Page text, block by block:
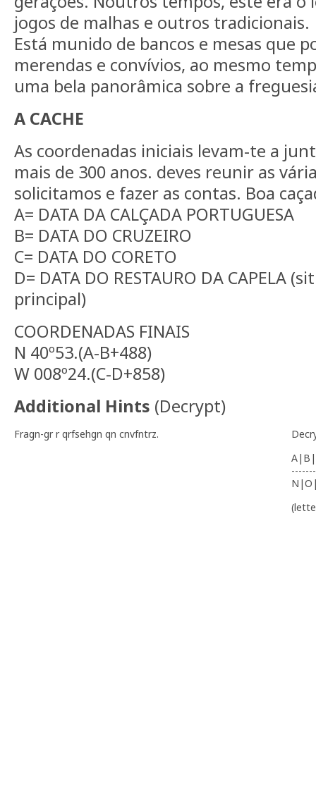
jogos de malhas e outros tradicionais.
Está munido de bancos e mesas que
merendas e convívios, ao mesmo
uma bela panorâmica sobre a
A CACHE
As coordenadas iniciais levam-te a
mais de 300 anos. deves reunir as
solicitamos e fazer as contas. Boa
A= DATA DA CALÇADA PORTUGUESA
B= DATA DO CRUZEIRO
C= DATA DO CORETO
D= DATA DO RESTAURO DA CAPELA
principal)
COORDENADAS FINAIS
N 40º53.(A-B+488)
W 008º24.(C-D+858)
Additional Hints (Decrypt)
Fragn-gr r qrfsehgn qn cnvfntrz.